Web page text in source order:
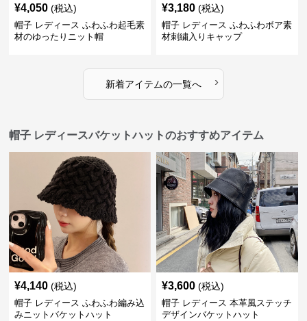
¥4,050 (税込)
帽子 レディース ふわふわ起毛素
材のゆったりニット帽
¥3,180 (税込)
帽子 レディース ふわふわボア素
材刺繍入りキャップ
新着アイテムの一覧へ ›
帽子 レディースバケットハットのおすすめアイテム
¥4,140 (税込)
帽子 レディース ふわふわ編み込
みニットバケットハット
¥3,600 (税込)
帽子 レディース 本革風ステッチ
デザインバケットハット